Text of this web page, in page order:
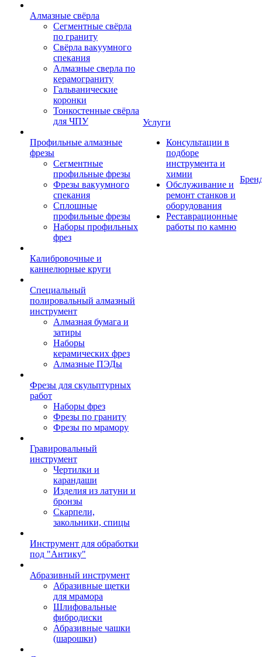
Алмазные свёрла
Сегментные свёрла
по граниту
Свёрла вакуумного
спекания
Алмазные сверла по
керамограниту
Гальванические
коронки
Тонкостенные свёрла
для ЧПУ
Профильные алмазные
фрезы
Сегментные
профильные фрезы
Фрезы вакуумного
спекания
Сплошные
профильные фрезы
Наборы профильных
фрез
Калибровочные и
каннелюрные круги
Специальный
полировальный алмазный
инструмент
Алмазная бумага и
затиры
Наборы
керамических фрез
Алмазные ПЭДы
Фрезы для скульптурных
работ
Наборы фрез
Фрезы по граниту
Фрезы по мрамору
Гравировальный
инструмент
Чертилки и
карандаши
Изделия из латуни и
бронзы
Скарпели,
закольники, спицы
Инструмент для обработки
под "Антику"
Абразивный инструмент
Абразивные щетки
для мрамора
Шлифовальные
фибродиски
Абразивные чашки
(шарошки)
Услуги
Консультации в
подборе
инструмента и
химии
Обслуживание и
ремонт станков и
оборудования
Реставрационные
работы по камню